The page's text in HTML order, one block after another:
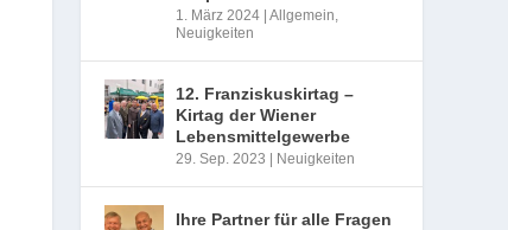
1. März 2024 Allgemein,
Neuigkeiten
12. Franziskuskirtag –
Kirtag der Wiener
Lebensmittelgewerbe
29. Sep. 2023 Neuigkeiten
Ihre Partner für alle Fragen